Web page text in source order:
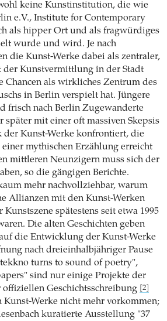
keine Kunstinstitution, die wie
e.V., Institute for Contemporary
als hipper Ort und als fragwürdiges
wurde und wird. Je nach
die Kunst-Werke dabei als zentraler,
der Kunstvermittlung in der Stadt
Chancen als wirkliches Zentrum des
in Berlin verspielt hat. Jüngere
frisch nach Berlin Zugewanderte
später mit einer oft massiven Skepsis
der Kunst-Werke konfrontiert, die
mythischen Erzählung erreicht
mittleren Neunzigern muss sich der
so die gängigen Berichte.
mehr nachvollziehbar, warum
Allianzen mit den Kunst-Werken
spätestens seit etwa 1995
Die alten Geschichten geben
die Entwicklung der Kunst-Werke
nach dreieinhalbjähriger Pause
tekkno turns to sound of poetry",
sind nur einige Projekte der
Geschichtsschreibung
[2]
Kunst-Werke nicht mehr vorkommen;
kuratierte Ausstellung "37